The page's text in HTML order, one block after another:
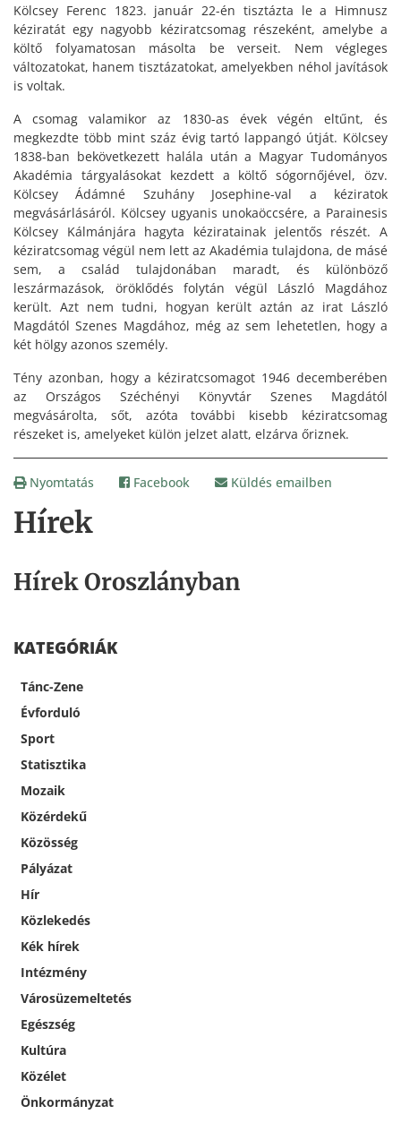
Hírek
Hírek Oroszlányban
KATEGÓRIÁK
Tánc-Zene
Évforduló
Sport
Statisztika
Mozaik
Közérdekű
Közösség
Pályázat
Hír
Közlekedés
Kék hírek
Intézmény
Városüzemeltetés
Egészség
Kultúra
Közélet
Önkormányzat
Kölcsey Ferenc 1823. január 22-én tisztázta le a Himnusz
kéziratát egy nagyobb kéziratcsomag részeként, amelybe a
költő folyamatosan másolta be verseit. Nem végleges
változatokat, hanem tisztázatokat, amelyekben néhol javítások
is voltak.
A csomag valamikor az 1830-as évek végén eltűnt, és
megkezdte több mint száz évig tartó lappangó útját. Kölcsey
1838-ban bekövetkezett halála után a Magyar Tudományos
Akadémia tárgyalásokat kezdett a költő sógornőjével, özv.
Kölcsey Ádámné Szuhány Josephine-val a kéziratok
megvásárlásáról. Kölcsey ugyanis unokaöccsére, a Parainesis
Kölcsey Kálmánjára hagyta kéziratainak jelentős részét. A
kéziratcsomag végül nem lett az Akadémia tulajdona, de másé
sem, a család tulajdonában maradt, és különböző
leszármazások, öröklődés folytán végül László Magdához
került. Azt nem tudni, hogyan került aztán az irat László
Magdától Szenes Magdához, még az sem lehetetlen, hogy a
két hölgy azonos személy.
Tény azonban, hogy a kéziratcsomagot 1946 decemberében
az Országos Széchényi Könyvtár Szenes Magdától
megvásárolta, sőt, azóta további kisebb kéziratcsomag
részeket is, amelyeket külön jelzet alatt, elzárva őriznek.
Nyomtatás Facebook Küldés emailben